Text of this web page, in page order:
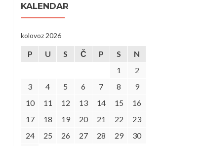
KALENDAR
kolovoz 2026
P U S Č P S
N
1
2
3
4 5 6 7 8
9
10
11 12 13 14 15
16
17
18 19 20 21 22
23
24
25 26 27 28 29
30